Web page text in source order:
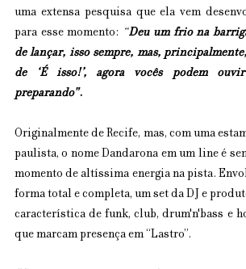
uma extensa pesquisa que ela vem
para esse momento:
“Deu um frio na
de lançar, isso sempre, mas,
de ‘É isso!’, agora vocês podem
preparando".
Originalmente de Recife, mas, com uma
paulista, o nome Dandarona em um line é
momento de altíssima energia na pista.
forma total e completa, um set da DJ e
característica de funk, club, drum'n'bass e
que marcam presença em “Lastro”.